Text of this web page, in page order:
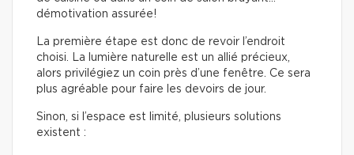
démotivation assurée!
La première étape est donc de revoir l’endroit
choisi. La lumière naturelle est un allié précieux,
alors privilégiez un coin près d’une fenêtre. Ce sera
plus agréable pour faire les devoirs de jour.
Sinon, si l’espace est limité, plusieurs solutions
existent :